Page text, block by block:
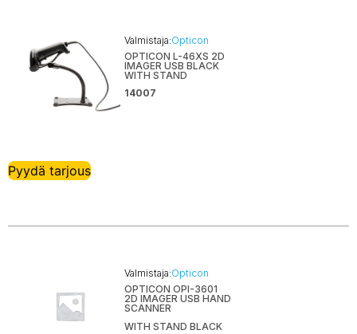
Valmistaja:Opticon
OPTICON L-46XS 2D
IMAGER USB BLACK
WITH STAND
14007
Pyydä tarjous
Valmistaja:Opticon
OPTICON OPI-3601
2D IMAGER USB HAND
SCANNER
WITH STAND BLACK